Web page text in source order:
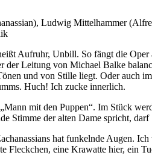
Ludwig Mittelhammer
Aufruhr, Unbill. So fängt die
der Leitung von Michael Balke
und von Stille liegt. Oder auch
Huch! Ich zucke innerlich.
mit den Puppen“. Im Stück
Stimme der alten Dame spricht,
hat funkelnde Augen.
Fleckchen, eine Krawatte hier, ein